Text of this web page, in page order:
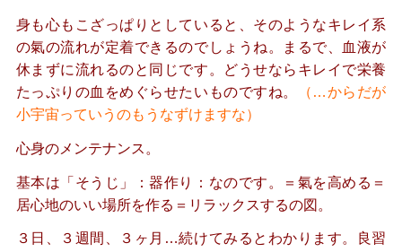
身も心もこざっぱりとしていると、そのようなキレイ系
の氣の流れが定着できるのでしょうね。まるで、
血液が
休まずに流れるのと同じです。どうせならキレイで栄養
たっぷりの血をめぐらせたいものですね。
（…からだが
小宇宙っていうのもうなずけますな）
心身のメンテナンス。
基本は「そうじ」：器作り：なのです。＝氣を高める＝
居心地のいい場所を作る＝リラックスするの図。
３日、３週間、３ヶ月…続けてみるとわかります。良習